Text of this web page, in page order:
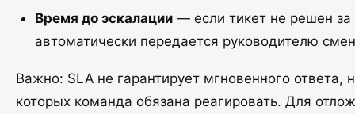
Время до эскалации — если тикет не решен за
автоматически передается руководителю
Важно: SLA не гарантирует мгновенного ответа,
которых команда обязана реагировать. Для